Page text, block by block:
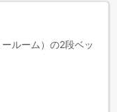
ルーム）の2段ベッ